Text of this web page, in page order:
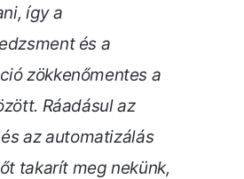
így a
és a
zökkenőmentes a
Ráadásul az
az automatizálás
takarít meg nekünk,